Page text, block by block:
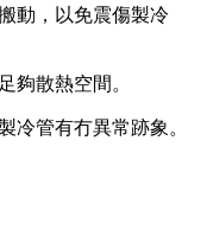
動，以免震傷製冷
夠散熱空間。
冷管有冇異常跡象。